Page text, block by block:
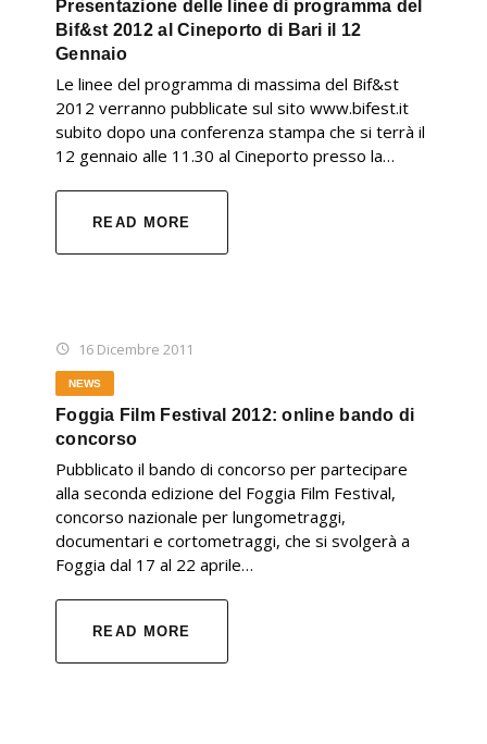
Presentazione delle linee di programma del
Bif&st 2012 al Cineporto di Bari il 12
Gennaio
Le linee del programma di massima del Bif&st
2012 verranno pubblicate sul sito www.bifest.it
subito dopo una conferenza stampa che si terrà il
12 gennaio alle 11.30 al Cineporto presso la…
READ MORE
16 Dicembre 2011
NEWS
Foggia Film Festival 2012: online bando di
concorso
Pubblicato il bando di concorso per partecipare
alla seconda edizione del Foggia Film Festival,
concorso nazionale per lungometraggi,
documentari e cortometraggi, che si svolgerà a
Foggia dal 17 al 22 aprile…
READ MORE